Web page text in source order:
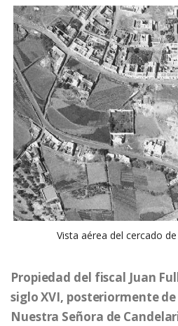
Vista aérea del cercado
Propiedad del fiscal Juan
siglo XVI, posteriormente
Nuestra Señora de